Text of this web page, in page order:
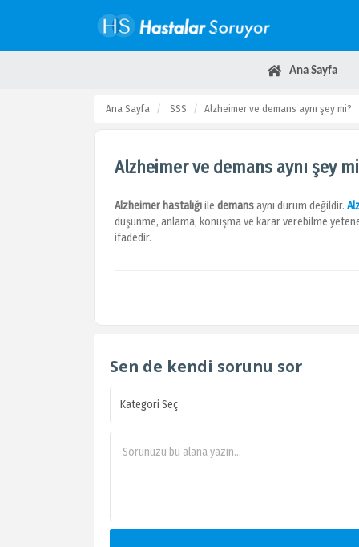
Ana Sayfa
Ana Sayfa SSS Alzheimer ve demans aynı şey mi?
Alzheimer ve demans aynı şey
Alzheimer hastalığıile demansaynı durum değildir.
düşünme, anlama, konuşma ve karar verebilme
ifadedir.
Sen de kendi sorunu sor